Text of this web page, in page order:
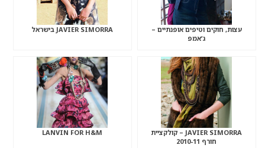
עצות, חוקים וטיפים אופנתיים –
ג’אמפ
JAVIER SIMORRA בישראל
JAVIER SIMORRA – קולקציית
חורף 2010-11
LANVIN FOR H&M